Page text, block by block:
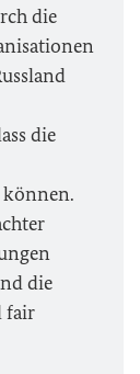
die
die
können.
die
fair